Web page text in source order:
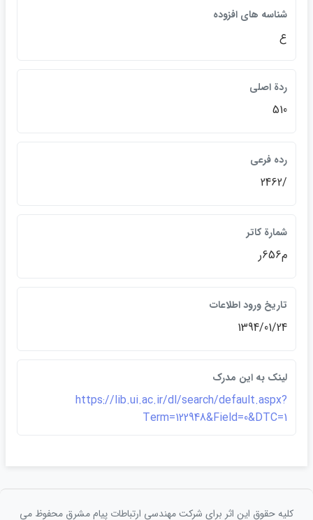
شناسه هاي افزوده
ع
ردة اصلي
510
رده فرعي
/2462
شمارة كاتر
م656ر
تاريخ ورود اطلاعات
1394/01/24
لينک به اين مدرک
https://lib.ui.ac.ir/dl/search/default.aspx?
Term=122948&Field=0&DTC=1
کلیه حقوق این اثر برای شرکت مهندسی ارتباطات پيام مشرق محفوظ می